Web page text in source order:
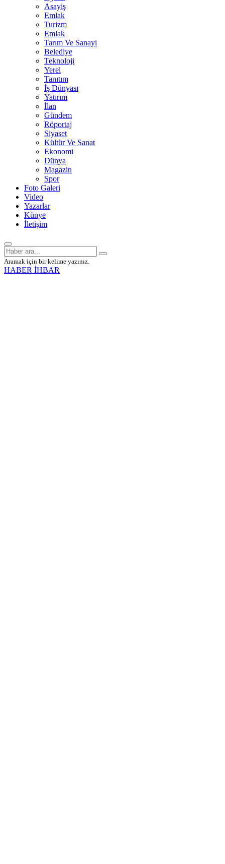
Asayiş
Emlak
Turizm
Emlak
Tarım Ve Sanayi
Belediye
Teknoloji
Yerel
Tanıtım
İş Dünyası
Yatırım
İlan
Gündem
Röportaj
Siyaset
Kültür Ve Sanat
Ekonomi
Dünya
Magazin
Spor
Foto Galeri
Video
Yazarlar
Künye
İletişim
Aramak için bir kelime yazınız.
HABER İHBAR